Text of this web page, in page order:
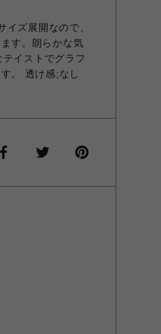
ズ展開なので、
す。朗らかな気
イストでグラフ
。 透け感;なし